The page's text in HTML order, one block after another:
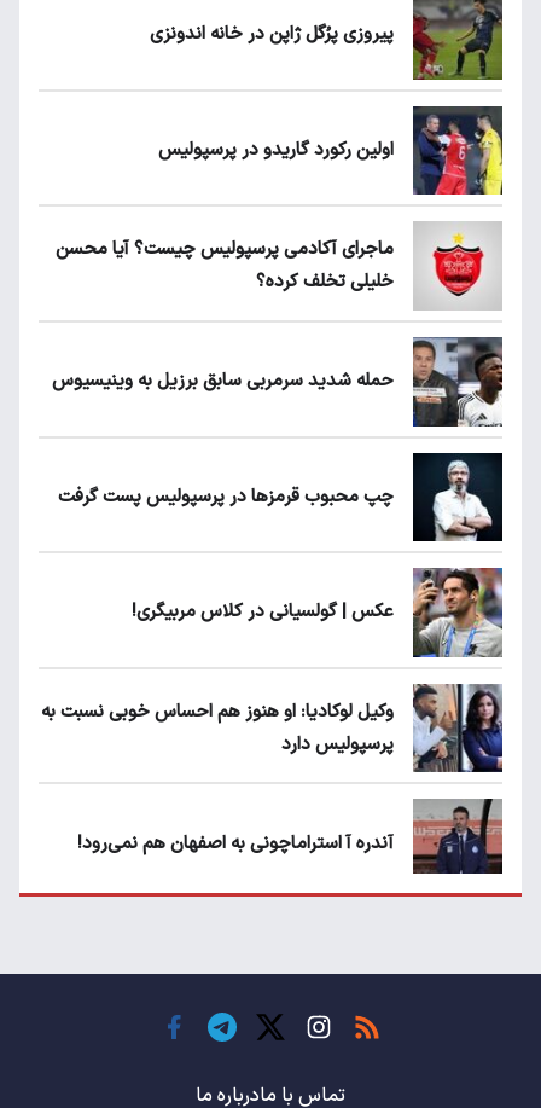
پیروزی پرُگل ژاپن در خانه اندونزی
اولین رکورد گاریدو در پرسپولیس
ماجرای آکادمی پرسپولیس چیست؟ آیا محسن
خلیلی تخلف کرده؟
حمله شدید سرمربی سابق برزیل به وینیسیوس
چپ محبوب قرمزها در پرسپولیس پست گرفت
عکس | گولسیانی در کلاس مربیگری!
وکیل لوکادیا: او هنوز هم احساس خوبی نسبت به
پرسپولیس دارد
آندره آ استراماچونی به اصفهان هم نمی‌رود!
حسن روی هوا!
باشگاه های جهان
تماس با مادرباره ما